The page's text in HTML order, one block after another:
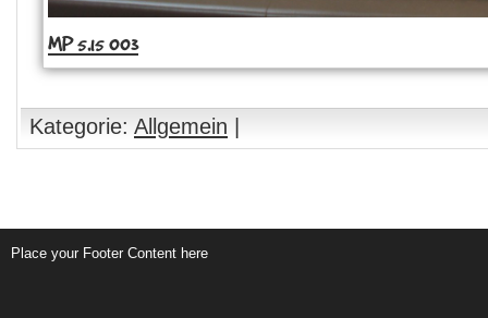
MP 5.15 003
Kategorie: Allgemein
Place your Footer Content here